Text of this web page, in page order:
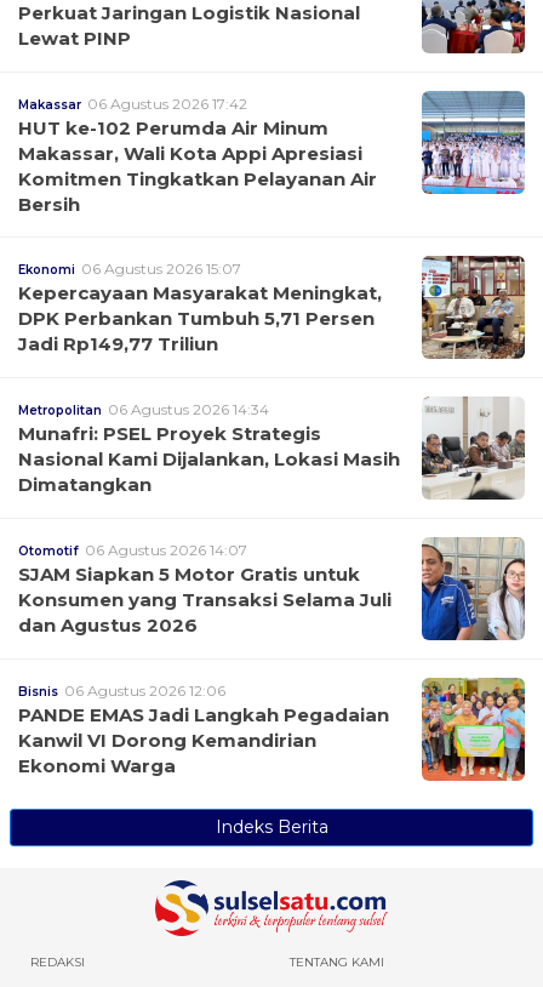
Perkuat Jaringan Logistik Nasional
Lewat PINP
Makassar 06 Agustus 2026 17:42
HUT ke-102 Perumda Air Minum
Makassar, Wali Kota Appi Apresiasi
Komitmen Tingkatkan Pelayanan Air
Bersih
Ekonomi 06 Agustus 2026 15:07
Kepercayaan Masyarakat Meningkat,
DPK Perbankan Tumbuh 5,71 Persen
Jadi Rp149,77 Triliun
Metropolitan 06 Agustus 2026 14:34
Munafri: PSEL Proyek Strategis
Nasional Kami Dijalankan, Lokasi Masih
Dimatangkan
Otomotif 06 Agustus 2026 14:07
SJAM Siapkan 5 Motor Gratis untuk
Konsumen yang Transaksi Selama Juli
dan Agustus 2026
Bisnis 06 Agustus 2026 12:06
PANDE EMAS Jadi Langkah Pegadaian
Kanwil VI Dorong Kemandirian
Ekonomi Warga
Indeks Berita
REDAKSI TENTANG KAMI